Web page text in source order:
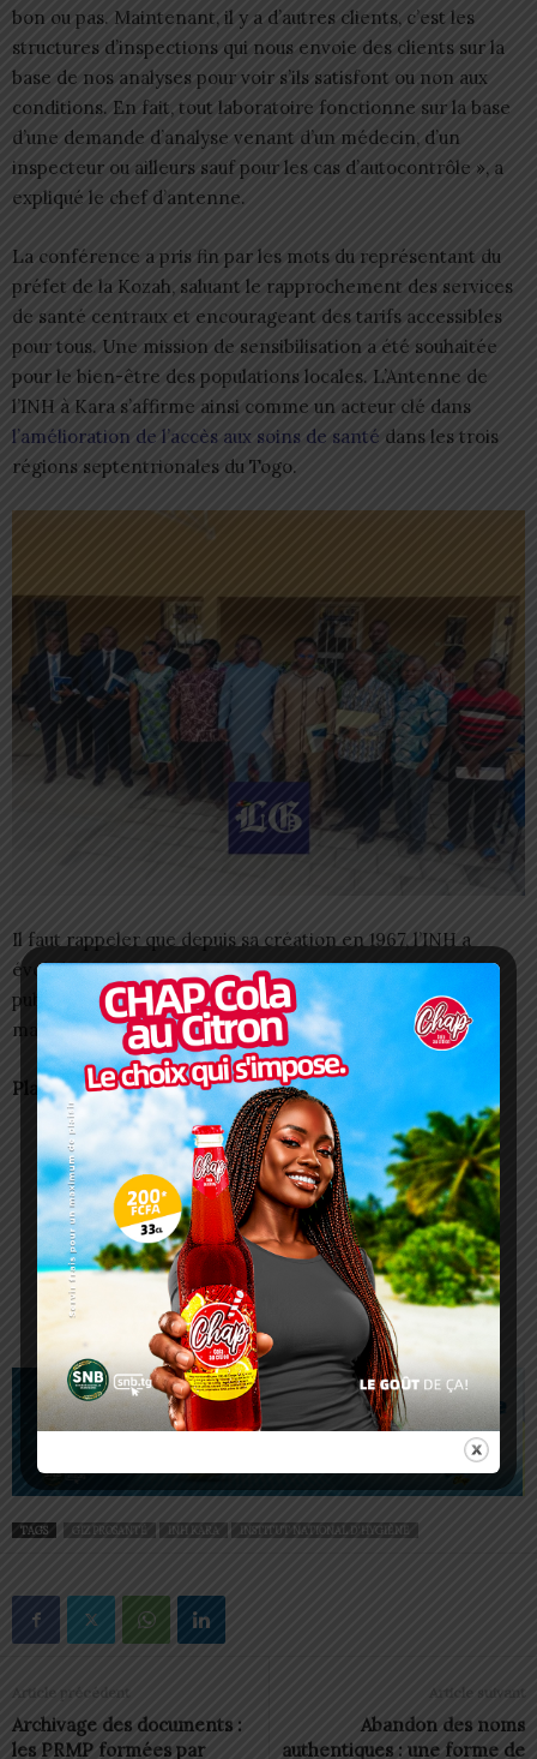
bon ou pas. Maintenant, il y a d’autres clients, c’est les
structures d’inspections qui nous envoie des clients sur la
base de nos analyses pour voir s’ils satisfont ou non aux
conditions. En fait, tout laboratoire fonctionne sur la base
d’une demande d’analyse venant d’un médecin, d’un
inspecteur ou ailleurs sauf pour les cas d’autocontrôle », a
expliqué le chef d’antenne.
La conférence a pris fin par les mots du représentant du
préfet de la Kozah, saluant le rapprochement des services
de santé centraux et encourageant des tarifs accessibles
pour tous. Une mission de sensibilisation a été souhaitée
pour le bien-être des populations locales. L’Antenne de
l’INH à Kara s’affirme ainsi comme un acteur clé dans
l’amélioration de l’accès aux soins de santé dans les trois
régions septentrionales du Togo.
Il faut rappeler que depuis sa création en 1967, l’INH a
évolué pour devenir un laboratoire central de santé
publique, contribuant activement à la lutte contre les
maladies épidémiques.
Plaki SIMLIWA
TAGS GIZ PROSANTÉ INH KARA INSTITUT NATIONAL D'HYGIÈNE
Article précédent
Archivage des documents :
les PRMP formées par
Article suivant
Abandon des noms
authentiques : une forme de